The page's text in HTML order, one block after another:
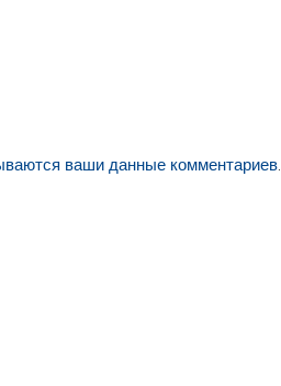
ваши данные комментариев.